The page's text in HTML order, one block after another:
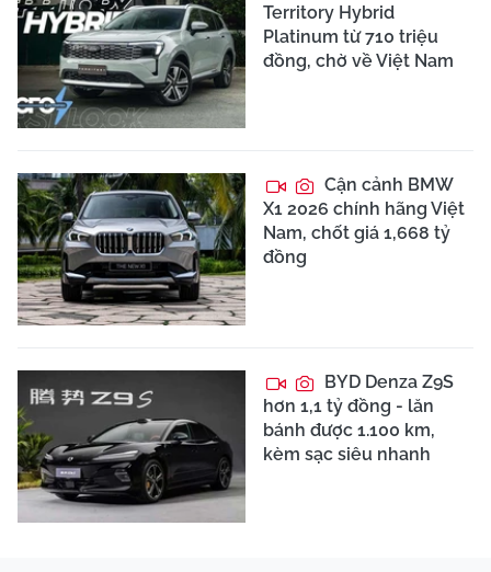
Territory Hybrid
Platinum từ 710 triệu
đồng, chờ về Việt Nam
Cận cảnh BMW
X1 2026 chính hãng Việt
Nam, chốt giá 1,668 tỷ
đồng
BYD Denza Z9S
hơn 1,1 tỷ đồng - lăn
bánh được 1.100 km,
kèm sạc siêu nhanh